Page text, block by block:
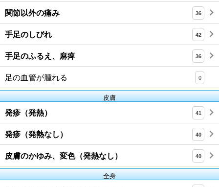
関節以外の痛み 36
手足のしびれ 42
手足のふるえ、麻痺 36
足の血管が腫れる 0
皮膚
発疹（発熱） 41
発疹（発熱なし） 40
皮膚のかゆみ、変色（発熱なし） 40
全身